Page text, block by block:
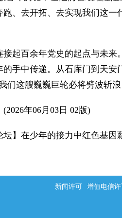
、去开拓、去实现我们这
百余年党史的起点与未来
的手中传递。从石库门到天
们这艘巍巍巨轮必将劈波斩浪
年06月03日 02版)
坛】在少年的接力中红色基因
新闻许可 增值电信许